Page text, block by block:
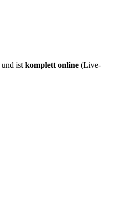
und ist komplett online (Live-